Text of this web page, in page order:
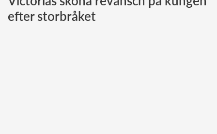
Norska kungahuset
efter storbråket